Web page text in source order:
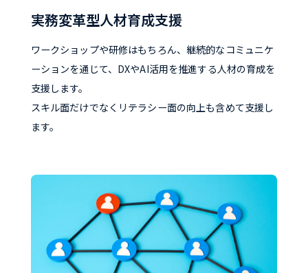
実務変革型人材育成支援
ワークショップや研修はもちろん、継続的なコミュニケ
ーションを通じて、DXやAI活用を推進する人材の育成を
支援します。
スキル面だけでなくリテラシー面の向上も含めて支援し
ます。